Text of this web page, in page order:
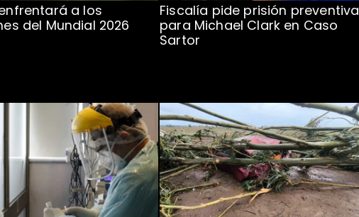
a los
del Mundial 2026
Fiscalía pide prisión preventiva
para Michael Clark en Caso
Sartor